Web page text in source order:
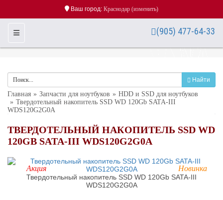
Ваш город: Краснодар (изменить)
(905) 477-64-33
Toggle Navigation
Найти
Главная Запчасти для ноутбуков
HDD и SSD для ноутбуков
Твердотельный накопитель SSD WD 120Gb SATA-III
WDS120G2G0A
ТВЕРДОТЕЛЬНЫЙ НАКОПИТЕЛЬ SSD WD
120GB SATA-III WDS120G2G0A
Акция Новинка
Твердотельный накопитель SSD WD 120Gb SATA-III
WDS120G2G0A